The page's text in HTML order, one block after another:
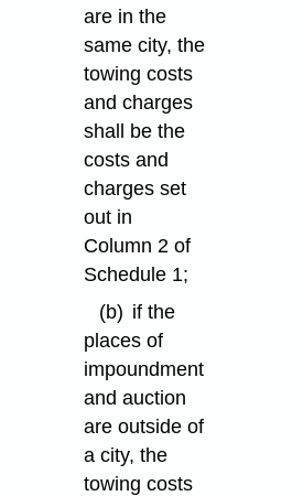
are in the
same city, the
towing costs
and charges
shall be the
costs and
charges set
out in
Column 2 of
Schedule 1;
(b) if the
places of
impoundment
and auction
are outside of
a city, the
towing costs